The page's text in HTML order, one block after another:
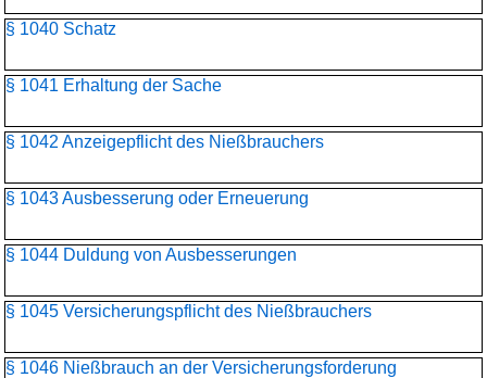
§ 1040 Schatz
§ 1041 Erhaltung der Sache
§ 1042 Anzeigepflicht des Nießbrauchers
§ 1043 Ausbesserung oder Erneuerung
§ 1044 Duldung von Ausbesserungen
§ 1045 Versicherungspflicht des Nießbrauchers
§ 1046 Nießbrauch an der Versicherungsforderung